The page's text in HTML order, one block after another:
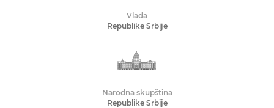
Vlada
Republike Srbije
Narodna skupština
Republike Srbije